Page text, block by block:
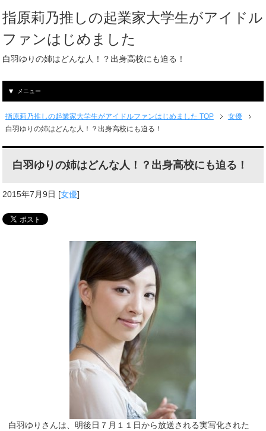
指原莉乃推しの起業家大学生がアイドル
ファンはじめました
白羽ゆりの姉はどんな人！？出身高校にも迫る！
メニュー
指原莉乃推しの起業家大学生がアイドルファンはじめました TOP
女優
白羽ゆりの姉はどんな人！？出身高校にも迫る！
白羽ゆりの姉はどんな人！？出身高校にも迫る！
2015年7月9日 [女優]
白羽ゆりさんは、明後日７月１１日から放送される実写化された